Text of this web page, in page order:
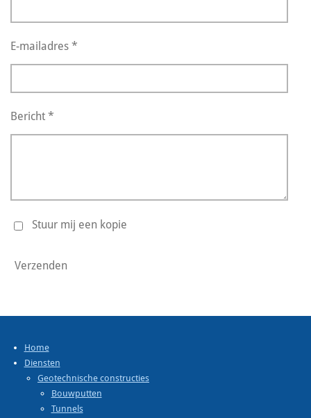
E-mailadres *
Bericht *
Stuur mij een kopie
Verzenden
Home
Diensten
Geotechnische constructies
Bouwputten
Tunnels